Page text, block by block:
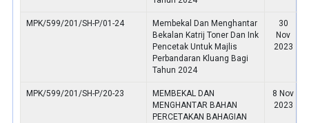
MPK/599/201/SH-P/01-24
Membekal Dan Menghantar
Bekalan Katrij Toner Dan Ink
Pencetak Untuk Majlis
Perbandaran Kluang Bagi
Tahun 2024
30
Nov
2023
MPK/599/201/SH-P/20-23
MEMBEKAL DAN
MENGHANTAR BAHAN
PERCETAKAN BAHAGIAN
8 Nov
2023